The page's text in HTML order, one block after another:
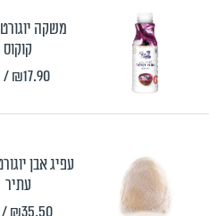
משקה
קוקוס
₪17.90
/
עפיג אבן
עתיר
₪35.50
/